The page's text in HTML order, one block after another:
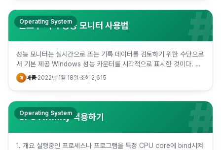
윈도우 서버 성능 모니터 사용법 #
Operating System
성능 모니터는 실시간으로 또는 기록 데이터를 검토하기 위한 수단으로
서 기본 제공 Windows 성능 카운터를 시각적으로 표시한 것이다. 끌
어서 놓기를 통해 또는 사용자 지정 데이터 수집기 집합을 만…
매 매큠·2022년 1월 18일·조회 2,615
CPU Affinity 적용하기 #
Operating System
1. 개요 실행중인 프로세스나 프로그램을 특정 CPU core에 bind시켜